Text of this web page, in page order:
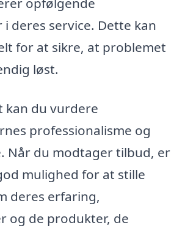
deres service. Dette kan
for at sikre, at problemet
løst.
kan du vurdere
professionalisme og
Når du modtager tilbud, er
mulighed for at stille
deres erfaring,
og de produkter, de